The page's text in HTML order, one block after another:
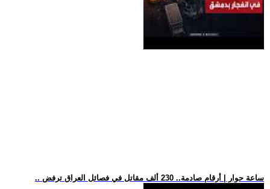
.. ساعة حوار | أرقام صادمة.. 230 ألف مقاتل في فصائل العراق ترفض